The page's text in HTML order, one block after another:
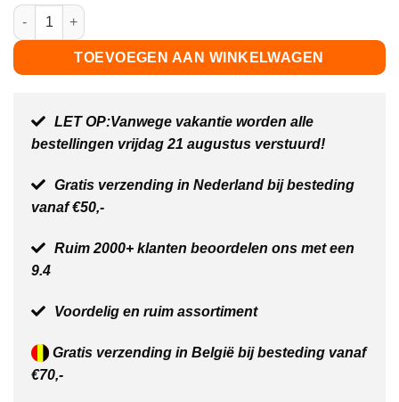
Magnetic Tiles – Reuzenrad 55 delig – Magnetische
TOEVOEGEN AAN WINKELWAGEN
LET OP:Vanwege vakantie worden alle
bestellingen vrijdag 21 augustus verstuurd!
Gratis verzending in Nederland bij besteding
vanaf €50,-
Ruim 2000+ klanten beoordelen ons met een
9.4
Voordelig en ruim assortiment
Gratis verzending in België bij besteding vanaf
€70,-